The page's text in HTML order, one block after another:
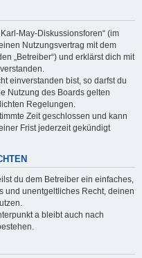
May-Diskussionsforen“ (im
Nutzungsvertrag mit dem
„Betreiber“) und erklärst dich mit
einverstanden bist, so darfst du
Nutzung des Boards gelten
Regelungen.
Zeit geschlossen und kann
Frist jederzeit gekündigt
du dem Betreiber ein einfaches,
und unentgeltliches Recht, deinen
a bleibt auch nach